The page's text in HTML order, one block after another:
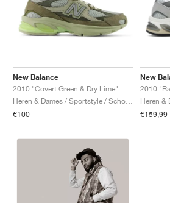
New Balance
2010 "Covert Green & Dry Lime"
€100
New
2010
€159,99